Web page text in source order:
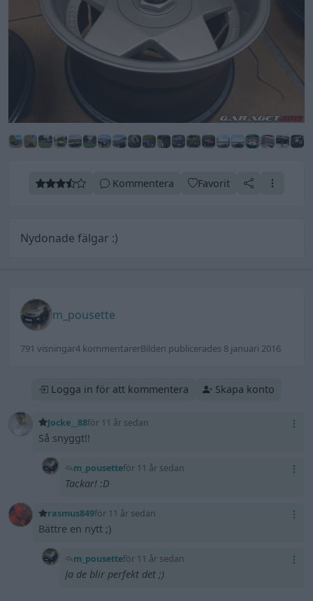
Kommentera Favorit
Nydonade fälgar :)
m_pousette
791 visningar4 kommentarerBilden publicerades 8 januari 2016
Logga in för att kommentera Skapa konto
Jocke__88för 11 år sedan
Så snyggt!!
m_pousetteför 11 år sedan
Tackar! :D
rasmus849för 11 år sedan
Bättre en nytt ;)
m_pousetteför 11 år sedan
Ja de blir perfekt det ;)